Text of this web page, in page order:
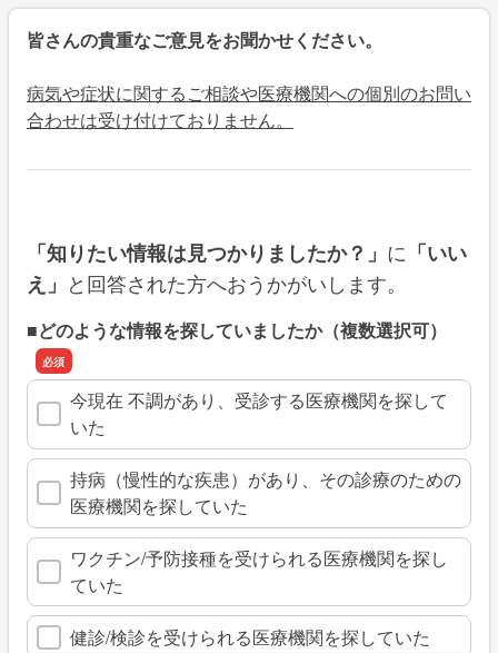
皆さんの貴重なご意見をお聞かせください。
病気や症状に関するご相談や医療機関への個別のお問い
合わせは受け付けておりません。
「知りたい情報は見つかりましたか？」 に 「いい
え」 と回答された方へおうかがいします。
■どのような情報を探していましたか（複数選択可）
今現在 不調があり、受診する医療機関を探して
いた
持病（慢性的な疾患）があり、その診療のための
医療機関を探していた
ワクチン/予防接種を受けられる医療機関を探し
ていた
健診/検診を受けられる医療機関を探していた